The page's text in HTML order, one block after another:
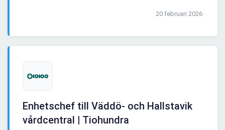
20 februari 2026
Enhetschef till Väddö- och Hallstavik
vårdcentral | Tiohundra